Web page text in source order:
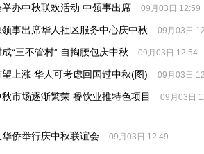
办中秋联欢活动 中领事出席 09月03日 12:59
事出席华人社区服务中心庆中秋 09月03日
“三不管村” 自掏腰包庆中秋 09月03日 12:54
上涨 华人可考虑回国过中秋(图) 09月03日
市场逐渐繁荣 餐饮业推特色项目 09月03日
侨举行庆中秋联谊会 09月03日 12:49